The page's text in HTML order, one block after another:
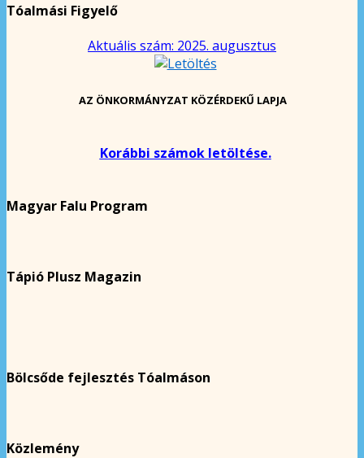
Tóalmási Figyelő
Aktuális szám: 2025. augusztus
AZ ÖNKORMÁNYZAT KÖZÉRDEKŰ LAPJA
Korábbi számok letöltése.
Magyar Falu Program
Tápió Plusz Magazin
Bölcsőde fejlesztés Tóalmáson
Közlemény